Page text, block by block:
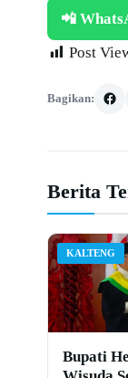
📲
Post
Bagikan:
Berita
KALTENG
Bupati